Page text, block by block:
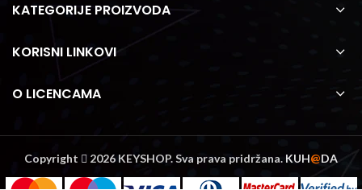
KATEGORIJE PROIZVODA
KORISNI LINKOVI
O LICENCAMA
Copyright 2026 KEYSHOP. Sva prava pridržana. KUH@DA